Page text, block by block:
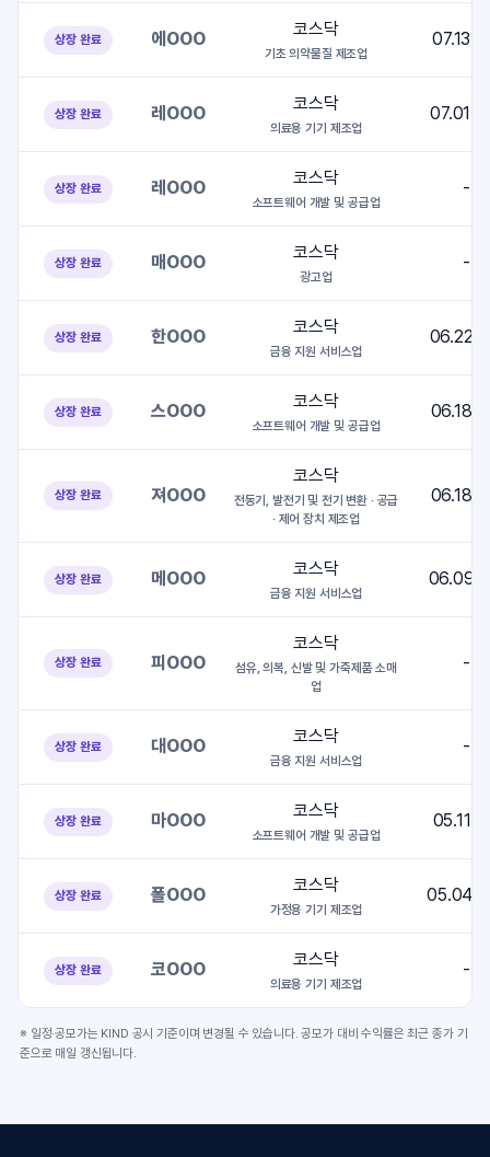
상장 완료 에OOO 코스닥
기초 의약물질 제조업
상장 완료 레OOO 코스닥
의료용 기기 제조업
상장 완료 레OOO 코스닥
소프트웨어 개발 및 공급업
-
상장 완료 매OOO 코스닥
광고업
-
상장 완료 한OOO 코스닥
금융 지원 서비스업
상장 완료 스OOO 코스닥
소프트웨어 개발 및 공급업
상장 완료 져OOO
코스닥
전동기, 발전기 및 전기 변환 · 공급
· 제어 장치 제조업
상장 완료 메OOO 코스닥
금융 지원 서비스업
상장 완료 피OOO
코스닥
섬유, 의복, 신발 및 가죽제품 소매
업
-
상장 완료 대OOO 코스닥
금융 지원 서비스업
-
상장 완료 마OOO 코스닥
소프트웨어 개발 및 공급업
상장 완료 폴OOO 코스닥
가정용 기기 제조업
상장 완료 코OOO 코스닥
의료용 기기 제조업
-
※ 일정·공모가는 KIND 공시 기준이며 변경될 수 있습니다. 공모가 대비 수익률은 최근 종가 기
준으로 매일 갱신됩니다.